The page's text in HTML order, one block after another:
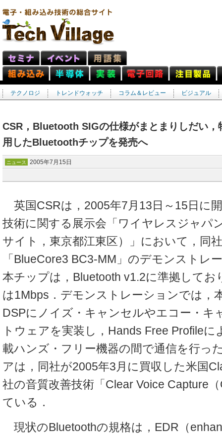
テクノロジ トレンドウォッチ コラム＆レビュー ビジュアル
CSR，Bluetooth SIGの仕様がまとまりしだい，
用したBluetoothチップを発売へ
ニュース 2005年7月15日
英国CSRは，2005年7月13日～15日に
技術に関する展示会「ワイヤレスジャパ
サイト，東京都江東区）」において，同
「BlueCore3 BC3-MM」のデモンストレ
本チップは，Bluetooth v1.2に準拠してお
は1Mbps．デモンストレーションでは，
DSPにノイズ・キャンセルやエコー・キ
トウェアを実装し，Hands Free Profileに
載ハンズ・フリー機器の間で通信を行っ
アは，同社が2005年3月に買収した米国
社の音質改善技術「Clear Voice Capture
ている．
現状のBluetoothの規格は，EDR（